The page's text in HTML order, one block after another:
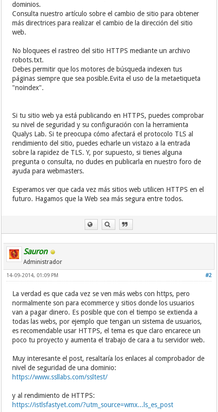
dominios.
Consulta nuestro artículo sobre el cambio de sitio para obtener
más directrices para realizar el cambio de la dirección del sitio
web.
No bloquees el rastreo del sitio HTTPS mediante un archivo
robots.txt.
Debes permitir que los motores de búsqueda indexen tus
páginas siempre que sea posible.Evita el uso de la metaetiqueta
"noindex".
Si tu sitio web ya está publicando en HTTPS, puedes comprobar
su nivel de seguridad y su configuración con la herramienta
Qualys Lab. Si te preocupa cómo afectará el protocolo TLS al
rendimiento del sitio, puedes echarle un vistazo a la entrada
sobre la rapidez de TLS. Y, por supuesto, si tienes alguna
pregunta o consulta, no dudes en publicarla en nuestro foro de
ayuda para webmasters.
Esperamos ver que cada vez más sitios web utilicen HTTPS en el
futuro. Hagamos que la Web sea más segura entre todos.
Sauron
Administrador
#2
14-09-2014, 01:09 PM
La verdad es que cada vez se ven más webs con https, pero
normalmente son para ecommerce y sitios donde los usuarios
van a pagar dinero. Es posible que con el tiempo se extienda a
todas las webs, por ejemplo que tengan un sistema de usuarios,
es recomendable usar HTTPS, el tema es que claro encarece un
poco tu proyecto y aumenta el trabajo de cara a tu servidor web.
Muy interesante el post, resaltaría los enlaces al comprobador de
nivel de seguridad de una dominio:
https://www.ssllabs.com/ssltest/
y al rendimiento de HTTPS:
https://istlsfastyet.com/?utm_source=wmx...ls_es_post